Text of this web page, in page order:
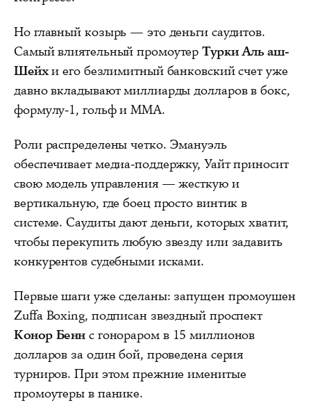
Но главный козырь — это деньги саудитов.
Самый влиятельный промоутерТурки Аль аш-
Шейхи его безлимитный банковский счет уже
давно вкладывают миллиарды долларов в бокс,
формулу-1, гольф и ММА.
Роли распределены четко. Эмануэль
обеспечивает медиа-поддержку, Уайт приносит
свою модель управления — жесткую и
вертикальную, где боец просто винтик в
системе. Саудиты дают деньги, которых хватит,
чтобы перекупить любую звезду или задавить
конкурентов судебными исками.
Первые шаги уже сделаны: запущен промоушен
Zuffa Boxing, подписан звездный проспект
Конор Бенн с гонораром в 15 миллионов
долларов за один бой, проведена серия
турниров. При этом прежние именитые
промоутеры в панике.